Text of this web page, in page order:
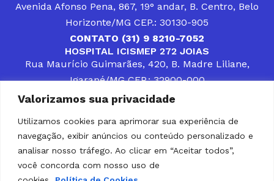
Valorizamos sua privacidade
Utilizamos cookies para aprimorar sua experiência de
navegação, exibir anúncios ou conteúdo personalizado e
analisar nosso tráfego. Ao clicar em “Aceitar todos”,
você concorda com nosso uso de
Avenida Afonso Pena, 867, 19° andar, B. Centro, Belo
Horizonte/MG CEP.: 30130-905
CONTATO (31) 9 8210-7052
HOSPITAL ICISMEP 272 JOIAS
Rua Maurício Guimarães, 420, B. Madre Liliane,
Igarapé/MG CEP.: 32900-000
CONTATOS (31) 3512-4400 ou (31) 9 8309-8660
DESENVOLVER SOLUÇÕES, AÇÕES E SERVIÇOS
PÚBLICOS QUE COMPLEMENTEM A ASSISTÊNCIA À
POPULAÇÃO DA REGIÃO EM QUE ATUA, SENDO
PARCEIRO DOS MUNICÍPIOS CONSORCIADOS NA
SOLUÇÃO DE DIFICULDADES ENFRENTADAS POR
GESTORES MUNICIPAIS, É O COMPROMISSO DO
ICISMEP.